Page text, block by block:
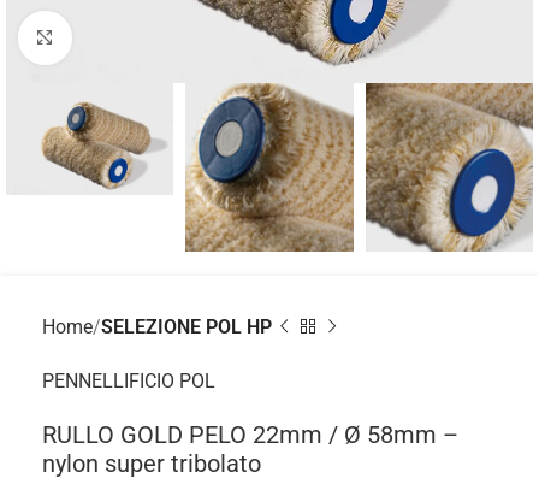
Click to enlarge
Home SELEZIONE POL HP
PENNELLIFICIO POL
RULLO GOLD PELO 22mm / Ø 58mm –
nylon super tribolato